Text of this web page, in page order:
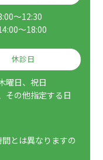
～12:30
～18:00
休診日
曜日、祝日
その他指定する日
とは異なりますの